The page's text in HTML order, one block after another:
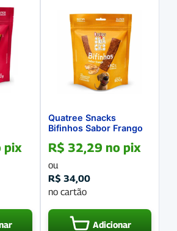
pix
Quatree Snacks
Bifinhos Sabor Frango
R$ 32,29 no pix
ou
R$ 34,00
no cartão
Adicionar